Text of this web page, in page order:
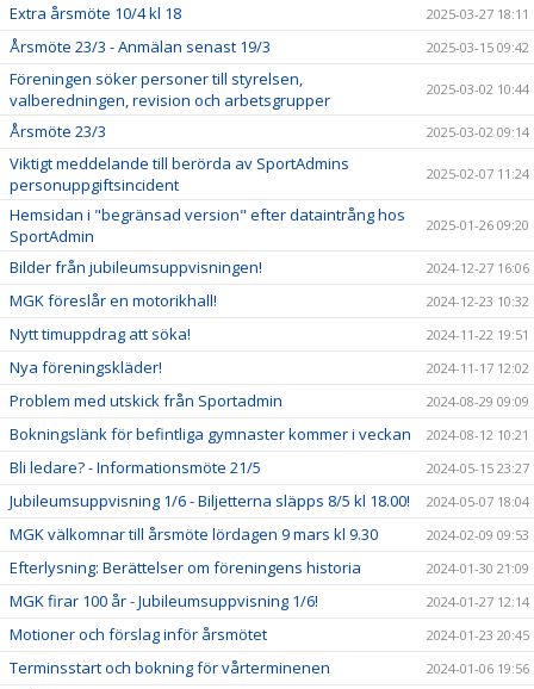
Extra årsmöte 10/4 kl 18 2025-03-27 18:11
Årsmöte 23/3 - Anmälan senast 19/3 2025-03-15 09:42
Föreningen söker personer till styrelsen,
valberedningen, revision och arbetsgrupper
2025-03-02 10:44
Årsmöte 23/3 2025-03-02 09:14
Viktigt meddelande till berörda av SportAdmins
personuppgiftsincident
2025-02-07 11:24
Hemsidan i "begränsad version" efter dataintrång hos
SportAdmin
2025-01-26 09:20
Bilder från jubileumsuppvisningen! 2024-12-27 16:06
MGK föreslår en motorikhall! 2024-12-23 10:32
Nytt timuppdrag att söka! 2024-11-22 19:51
Nya föreningskläder! 2024-11-17 12:02
Problem med utskick från Sportadmin 2024-08-29 09:09
Bokningslänk för befintliga gymnaster kommer i veckan 2024-08-12 10:21
Bli ledare? - Informationsmöte 21/5 2024-05-15 23:27
Jubileumsuppvisning 1/6 - Biljetterna släpps 8/5 kl 18.00! 2024-05-07 18:04
MGK välkomnar till årsmöte lördagen 9 mars kl 9.30 2024-02-09 09:53
Efterlysning: Berättelser om föreningens historia 2024-01-30 21:09
MGK firar 100 år - Jubileumsuppvisning 1/6! 2024-01-27 12:14
Motioner och förslag inför årsmötet 2024-01-23 20:45
Terminsstart och bokning för vårterminenen 2024-01-06 19:56